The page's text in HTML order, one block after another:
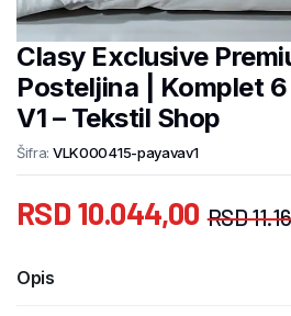
Clasy Exclusive
Posteljina | Komplet
V1 – Tekstil Shop
Šifra: VLK000415-payavav1
RSD
RSD 10.044,00
Opis